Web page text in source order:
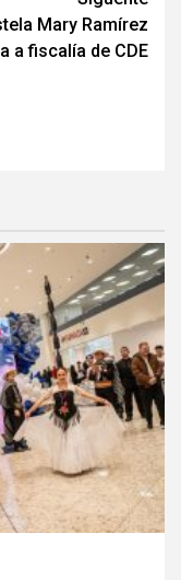
Mary Ramírez
a fiscalía de CDE